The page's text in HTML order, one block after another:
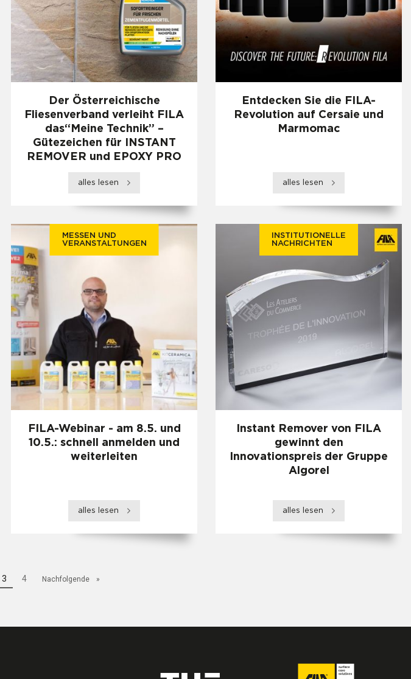
Der Österreichische
Fliesenverband verleiht FILA
das“Meine Technik” –
Gütezeichen für INSTANT
REMOVER und EPOXY PRO
alles lesen
Entdecken Sie die FILA-
Revolution auf Cersaie und
Marmomac
alles lesen
MESSEN UND
VERANSTALTUNGEN
FILA-Webinar - am 8.5. und
10.5.: schnell anmelden und
weiterleiten
alles lesen
INSTITUTIONELLE
NACHRICHTEN
Instant Remover von FILA
gewinnt den
Innovationspreis der Gruppe
Algorel
alles lesen
Aktuelle
3 4 Nachfolgende